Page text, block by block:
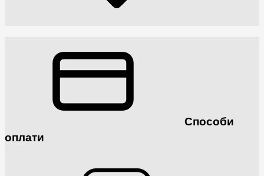
Способи
оплати